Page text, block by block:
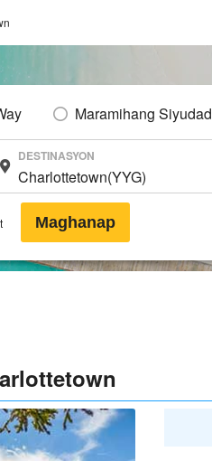
Maramihang Siyudad
DESTINASYON
Maghanap